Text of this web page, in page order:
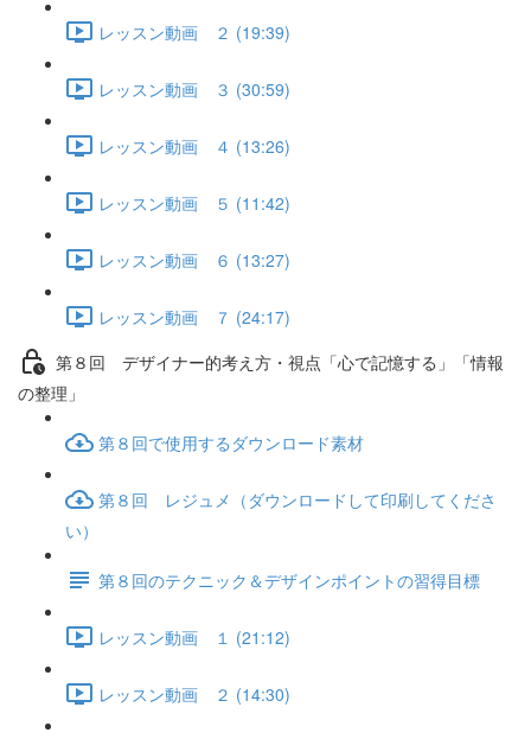
レッスン動画 ２ (19:39)
レッスン動画 ３ (30:59)
レッスン動画 ４ (13:26)
レッスン動画 ５ (11:42)
レッスン動画 ６ (13:27)
レッスン動画 ７ (24:17)
第８回 デザイナー的考え方・視点「心で記憶する」「情報
の整理」
第８回で使用するダウンロード素材
第８回 レジュメ（ダウンロードして印刷してくださ
い）
第８回のテクニック＆デザインポイントの習得目標
レッスン動画 １ (21:12)
レッスン動画 ２ (14:30)